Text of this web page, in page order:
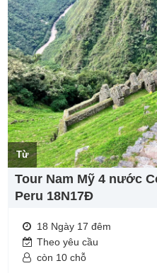
Từ
Tour Nam Mỹ 4 nước
Peru 18N17Đ
18 Ngày 17 đêm
Theo yêu cầu
còn 10 chỗ